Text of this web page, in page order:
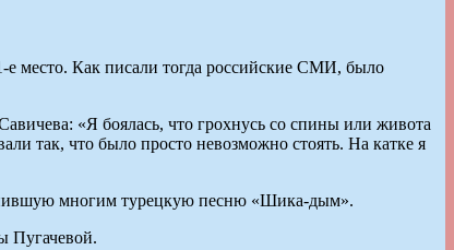
место. Как писали тогда российские СМИ, было
«Я боялась, что грохнусь со спины или живота
так, что было просто невозможно стоять. На катке я
многим турецкую песню «Шика-дым».
Пугачевой.